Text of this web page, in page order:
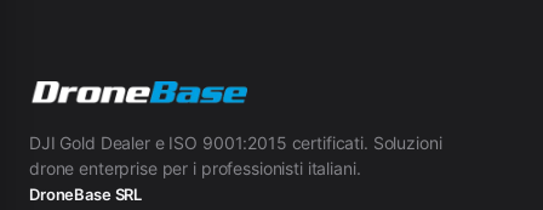
DJI Gold Dealer e ISO 9001:2015 certificati. Soluzioni
drone enterprise per i professionisti italiani.
DroneBase SRL